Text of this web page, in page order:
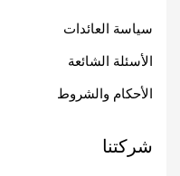
سياسة العائدات
الأسئلة الشائعة
الأحكام والشروط
شركتنا